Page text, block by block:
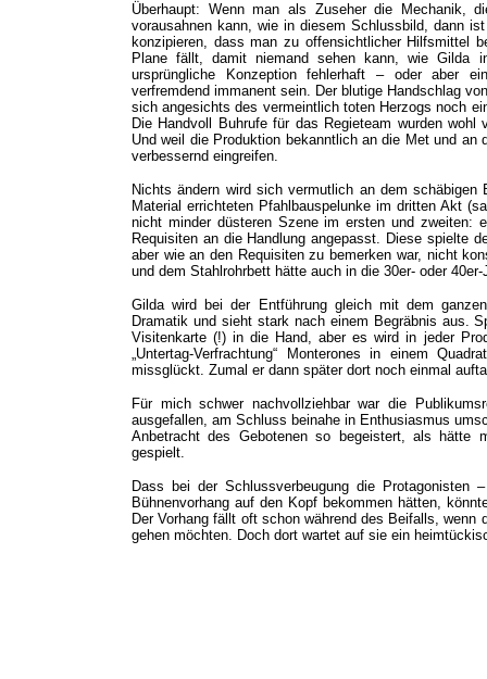
Überhaupt: Wenn man als Zuseher die Mechanik,
vorausahnen kann, wie in diesem Schlussbild, dann
konzipieren, dass man zu offensichtlicher Hilfsmittel
Plane fällt, damit niemand sehen kann, wie Gilda
ursprüngliche Konzeption fehlerhaft – oder aber
verfremdend immanent sein. Der blutige Handschlag
sich angesichts des vermeintlich toten Herzogs noch
Die Handvoll Buhrufe für das Regieteam wurden
Und weil die Produktion bekanntlich an die Met und
verbessernd eingreifen.
Nichts ändern wird sich vermutlich an dem schäbigen
Material errichteten Pfahlbauspelunke im dritten Akt
nicht minder düsteren Szene im ersten und zweiten:
Requisiten an die Handlung angepasst. Diese spielte
aber wie an den Requisiten zu bemerken war, nicht
und dem Stahlrohrbett hätte auch in die 30er- oder
Gilda wird bei der Entführung gleich mit dem
Dramatik und sieht stark nach einem Begräbnis aus.
Visitenkarte (!) in die Hand, aber es wird in jeder
„Untertag-Verfrachtung“ Monterones in einem
missglückt. Zumal er dann später dort noch einmal
Für mich schwer nachvollziehbar war die
ausgefallen, am Schluss beinahe in Enthusiasmus
Anbetracht des Gebotenen so begeistert, als hätte
gespielt.
Dass bei der Schlussverbeugung die
Bühnenvorhang auf den Kopf bekommen hätten,
Der Vorhang fällt oft schon während des Beifalls,
gehen möchten. Doch dort wartet auf sie ein